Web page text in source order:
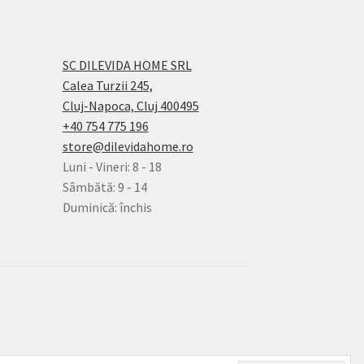
SC DILEVIDA HOME SRL
Calea Turzii 245,
Cluj-Napoca, Cluj 400495
+40 754 775 196
store@dilevidahome.ro
Luni - Vineri: 8 - 18
Sâmbătă: 9 - 14
Duminică: închis